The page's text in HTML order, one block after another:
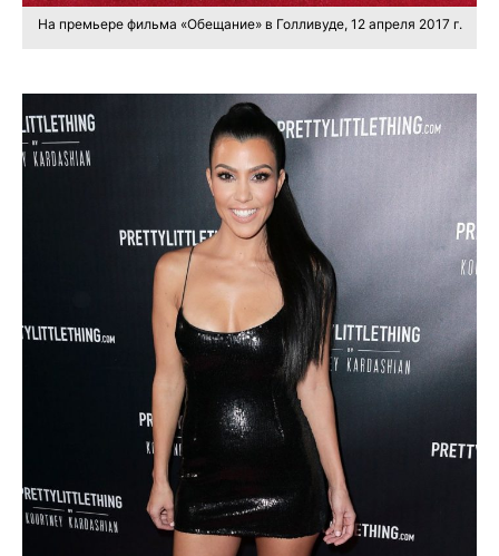
На премьере фильма «Обещание» в Голливуде, 12 апреля 2017 г.